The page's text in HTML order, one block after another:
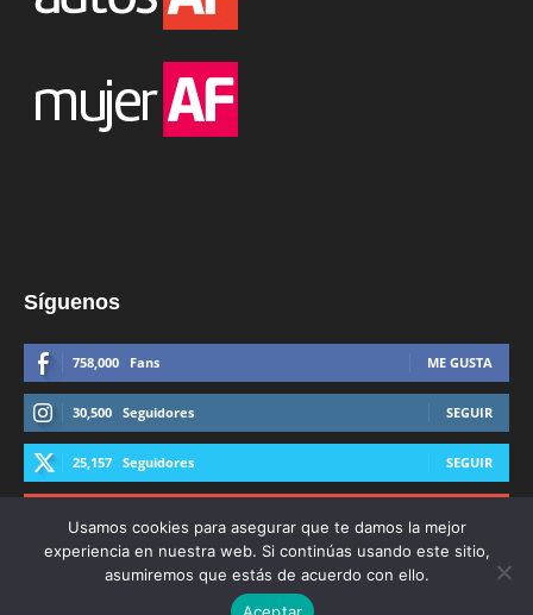
Síguenos
758,000 Fans ME GUSTA
30,500 Seguidores SEGUIR
25,157 Seguidores SEGUIR
Usamos cookies para asegurar que te damos la mejor
experiencia en nuestra web. Si continúas usando este sitio,
asumiremos que estás de acuerdo con ello.
Aceptar